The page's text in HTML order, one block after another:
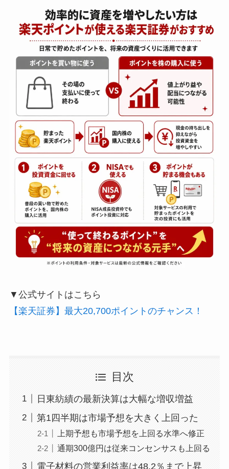
▼公式サイトはこちら
【楽天証券】最大20,700ポイントのチャンス！
目次
日東紡績の最新決算は大幅な増収増益
第1四半期は市場予想を大きく上回った
上期予想も市場予想を上回る水準へ修正
通期300億円は従来コンセンサスも上回る
電子材料の営業利益率は48.2％まで上昇